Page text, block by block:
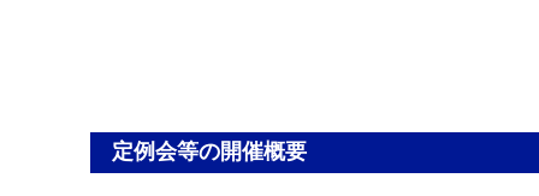
定例会等の開催概要